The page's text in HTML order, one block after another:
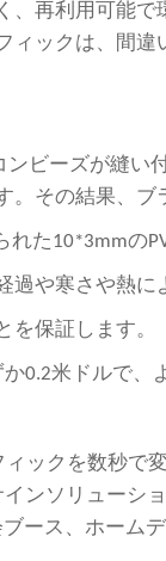
再利用可能
ックは、間
ンビーズが
その結果、
た10*3mm
や寒さや熱に
を保証します。
0.2米ドルで、
ックを数秒
ンソリュー
ース、ホーム